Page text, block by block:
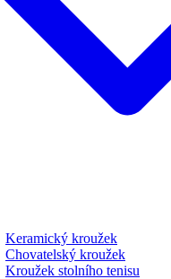
Keramický kroužek
Chovatelský kroužek
Kroužek stolního tenisu